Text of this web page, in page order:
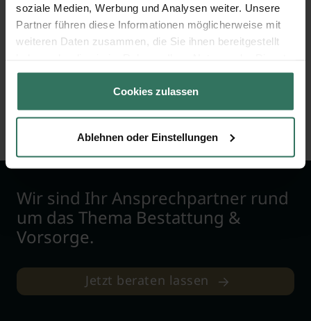
soziale Medien, Werbung und Analysen weiter. Unsere
Partner führen diese Informationen möglicherweise mit
weiteren Daten zusammen, die Sie ihnen bereitgestellt
gesammelt haben.
Cookies zulassen
Ablehnen oder Einstellungen
werden können. Damit kann der Baum genügend
Nährstoffe aus dem Boden aufnehmen. Eine
Bepflanzung der gesamten Grabfläche ist bei dieser
Ebenso die Dekoration mit einem Grablicht.
Bildquelle: © Manfred Schimmel / pixelio.de
Wir sind Ihr Ansprechpartner rund
um das Thema Bestattung &
Vorsorge.
Jetzt beraten lassen